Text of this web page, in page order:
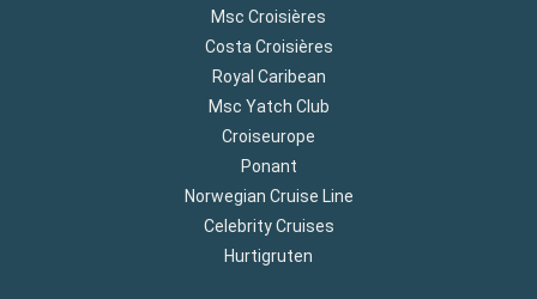
Msc Croisières
Costa Croisières
Royal Caribean
Msc Yatch Club
Croiseurope
Ponant
Norwegian Cruise Line
Celebrity Cruises
Hurtigruten